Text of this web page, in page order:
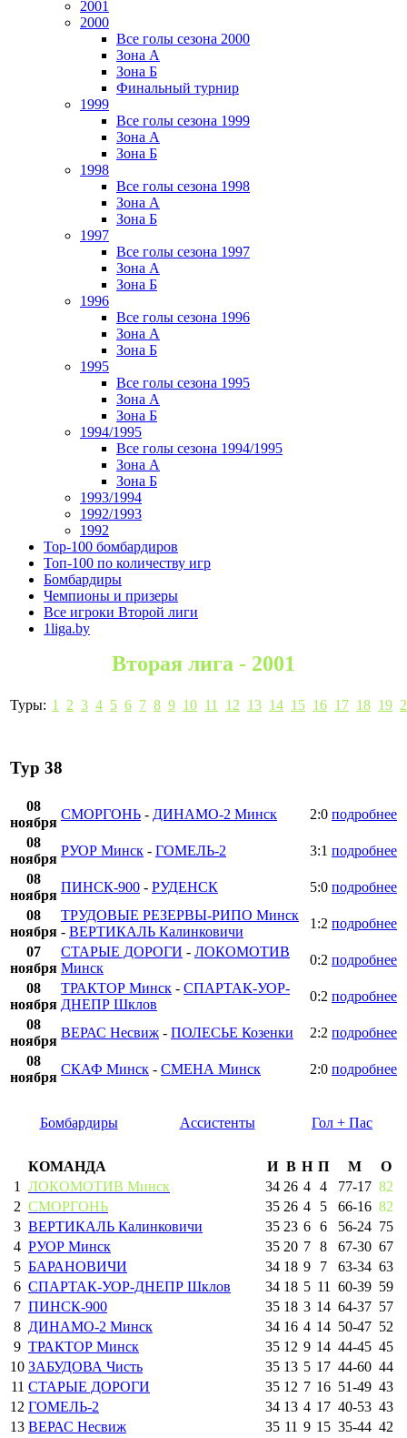
2001
2000
Все голы сезона 2000
Зона А
Зона Б
Финальный турнир
1999
Все голы сезона 1999
Зона А
Зона Б
1998
Все голы сезона 1998
Зона А
Зона Б
1997
Все голы сезона 1997
Зона А
Зона Б
1996
Все голы сезона 1996
Зона А
Зона Б
1995
Все голы сезона 1995
Зона А
Зона Б
1994/1995
Все голы сезона 1994/1995
Зона А
Зона Б
1993/1994
1992/1993
1992
Top-100 бомбардиров
Топ-100 по количеству игр
Бомбардиры
Чемпионы и призеры
Все игроки Второй лиги
1liga.by
Вторая лига - 2001
Туры: 1 2 3 4 5 6 7 8 9 10 11 12 13 14 15 16 17 18 19
Тур 38
08
ноября
СМОРГОНЬ - ДИНАМО-2 Минск 2:0 подробнее
08
ноября
РУОР Минск - ГОМЕЛЬ-2 3:1 подробнее
08
ноября
ПИНСК-900 - РУДЕНСК 5:0 подробнее
08
ноября
ТРУДОВЫЕ РЕЗЕРВЫ-РИПО Минск
- ВЕРТИКАЛЬ Калинковичи
1:2 подробнее
07
ноября
СТАРЫЕ ДОРОГИ - ЛОКОМОТИВ
Минск
0:2 подробнее
08
ноября
ТРАКТОР Минск - СПАРТАК-УОР-
ДНЕПР Шклов
0:2 подробнее
08
ноября
ВЕРАС Несвиж - ПОЛЕСЬЕ Козенки 2:2 подробнее
08
ноября
СКАФ Минск - СМЕНА Минск 2:0 подробнее
Бомбардиры Ассистенты Гол + Пас
КОМАНДА И В Н П М
О
1
ЛОКОМОТИВ Минск 34 26 4 4 77-17 82
2 СМОРГОНЬ 35 26 4 5 66-16 82
3 ВЕРТИКАЛЬ Калинковичи 35 23 6 6 56-24 75
4 РУОР Минск 35 20 7 8 67-30 67
5 БАРАНОВИЧИ 34 18 9 7 63-34 63
6 СПАРТАК-УОР-ДНЕПР Шклов 34 18 5 11 60-39 59
7 ПИНСК-900 35 18 3 14 64-37 57
8 ДИНАМО-2 Минск 34 16 4 14 50-47 52
9 ТРАКТОР Минск 35 12 9 14 44-45 45
10 ЗАБУДОВА Чисть 35 13 5 17 44-60 44
11 СТАРЫЕ ДОРОГИ 35 12 7 16 51-49 43
12 ГОМЕЛЬ-2 34 13 4 17 40-53 43
13 ВЕРАС Несвиж 35 11 9 15 35-44 42